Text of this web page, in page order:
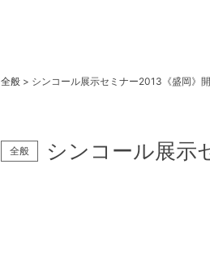
全般 > シンコール展示セミナー2013《盛岡》
全般 シンコール展示